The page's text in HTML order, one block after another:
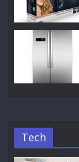
Tech